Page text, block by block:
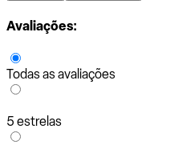
Avaliações:
Todas as avaliações
5 estrelas